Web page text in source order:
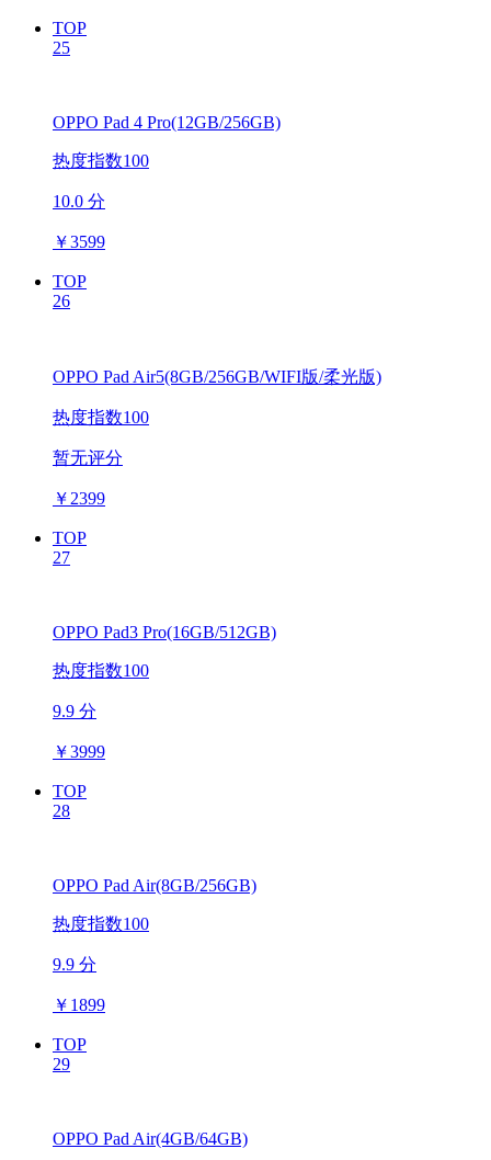
TOP
25
OPPO Pad 4 Pro(12GB/256GB)
热度指数100
10.0 分
￥3599
TOP
26
OPPO Pad Air5(8GB/256GB/WIFI版/柔光版)
热度指数100
暂无评分
￥ 2399
TOP
27
OPPO Pad3 Pro(16GB/512GB)
热度指数100
9.9 分
￥3999
TOP
28
OPPO Pad Air(8GB/256GB)
热度指数100
9.9 分
￥ 1899
TOP
29
OPPO Pad Air(4GB/64GB)